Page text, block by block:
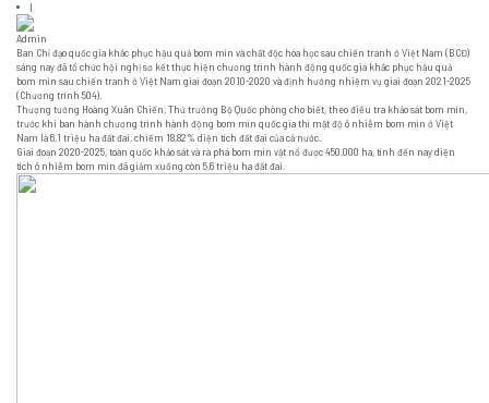
|
Admin
Ban Chỉ đạo quốc gia khắc phục hậu quả bom mìn và chất độc hóa học sau chiến tranh ở Việt Nam (BCĐ)
sáng nay đã tổ chức hội nghị sơ kết thực hiện chương trình hành động quốc gia khắc phục hậu quả
bom mìn sau chiến tranh ở Việt Nam giai đoạn 2010-2020 và định hướng nhiệm vụ giai đoạn 2021-2025
(Chương trình 504).
Thượng tướng Hoàng Xuân Chiến, Thứ trưởng Bộ Quốc phòng cho biết, theo điều tra khảo sát bom mìn,
trước khi ban hành chương trình hành động bom mìn quốc gia thì mật độ ô nhiễm bom mìn ở Việt
Nam là 6,1 triệu ha đất đai, chiếm 18,82% diện tích đất đai của cả nước.
Giai đoạn 2020-2025, toàn quốc khảo sát và rà phá bom mìn vật nổ được 450.000 ha, tính đến nay diện
tích ô nhiễm bom mìn đã giảm xuống còn 5,6 triệu ha đất đai.